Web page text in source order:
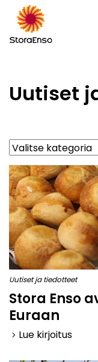
Uutiset
Uutiset ja tiedotteet
Stora Enso
Euraan
keyboard_arrow_right Lue kirjoitus